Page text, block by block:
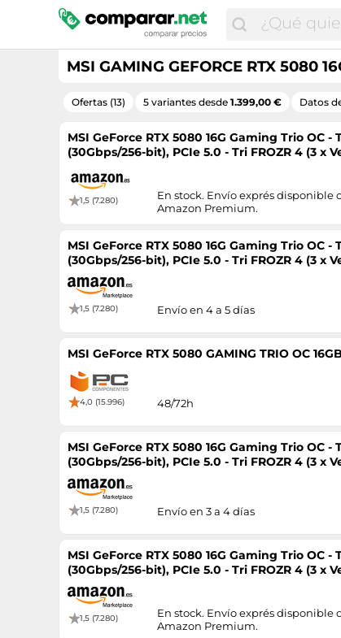
MSI GAMING GEFORCE RTX 5080
Ofertas (13) 5 variantes desde 1.399,00 € Datos
MSI GeForce RTX 5080 16G Gaming Trio OC
(30Gbps/256-bit), PCIe 5.0 - Tri FROZR 4 (3 x
1,5 (7.280)
En stock. Envío exprés disponible
Amazon Premium.
MSI GeForce RTX 5080 16G Gaming Trio OC
(30Gbps/256-bit), PCIe 5.0 - Tri FROZR 4 (3 x
Silencio, RGB - HDMI 2.1b
1,5 (7.280) Envío en 4 a 5 días
MSI GeForce RTX 5080 GAMING TRIO OC
4,0 (15.996) 48/72h
MSI GeForce RTX 5080 16G Gaming Trio OC
(30Gbps/256-bit), PCIe 5.0 - Tri FROZR 4 (3 x
Silencio, RGB - HDMI 2.1b
1,5 (7.280) Envío en 3 a 4 días
MSI GeForce RTX 5080 16G Gaming Trio OC
(30Gbps/256-bit), PCIe 5.0 - Tri FROZR 4 (3 x
Silencio, RGB - HDMI 2.1b
1,5 (7.280)
En stock. Envío exprés disponible
Amazon Premium.